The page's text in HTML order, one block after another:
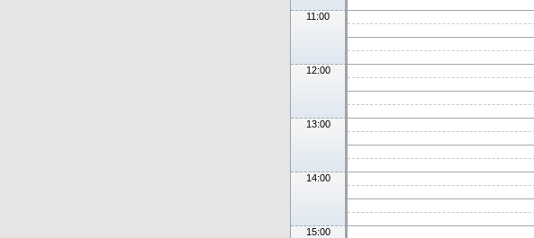
11:00
12:00
13:00
14:00
15:00